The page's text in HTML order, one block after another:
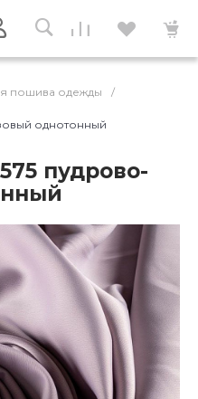
пошива одежды
/
однотонный
пудрово-